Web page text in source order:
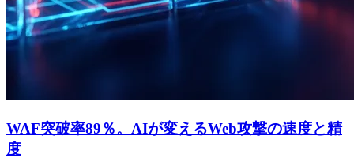
WAF突破率89％。AIが変えるWeb攻撃の速度と精
度